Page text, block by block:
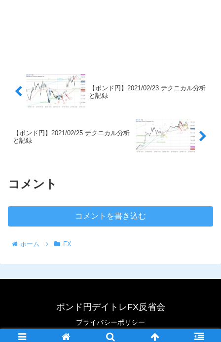
【ポンド円】2021/02/23 テクニカル分析
と記録
【ポンド円】2021/02/25 テクニカル分析
と記録
コメント
コメントを書き込む
ホーム FX
ポンド円デイトレFX反省会
プライバシーポリシー
© 2020 ポンド円デイトレFX反省会.